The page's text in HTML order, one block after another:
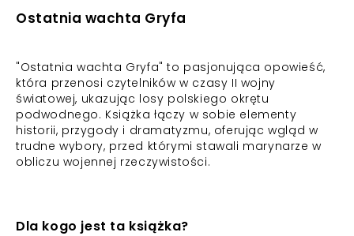
Ostatnia wachta Gryfa
"Ostatnia wachta Gryfa" to pasjonująca opowieść,
która przenosi czytelników w czasy II wojny
światowej, ukazując losy polskiego okrętu
podwodnego. Książka łączy w sobie elementy
historii, przygody i dramatyzmu, oferując wgląd w
trudne wybory, przed którymi stawali marynarze w
obliczu wojennej rzeczywistości.
Dla kogo jest ta książka?